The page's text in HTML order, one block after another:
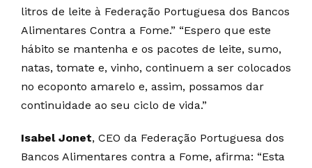
litros de leite à Federação Portuguesa dos Bancos
Alimentares Contra a Fome.” “Espero que este
hábito se mantenha e os pacotes de leite, sumo,
natas, tomate e, vinho, continuem a ser colocados
no ecoponto amarelo e, assim, possamos dar
continuidade ao seu ciclo de vida.”
Isabel Jonet, CEO da Federação Portuguesa dos
Bancos Alimentares contra a Fome, afirma: “Esta